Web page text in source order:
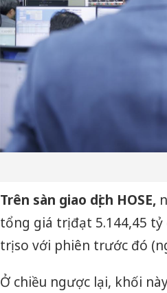
Trên sàn giao dịch HOSE,
tổng giá trị đạt 5.144,45
trị so với phiên trước đó
Ở chiều ngược lại, khối